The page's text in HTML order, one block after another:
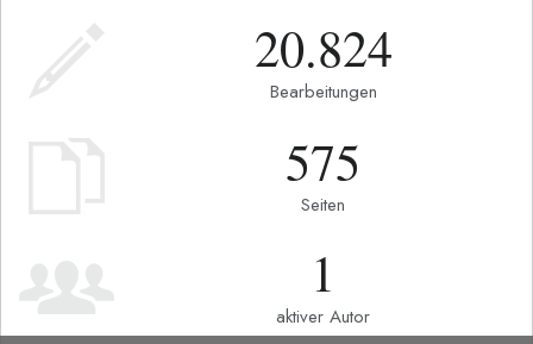
20.824
Bearbeitungen
575
Seiten
1
aktiver Autor